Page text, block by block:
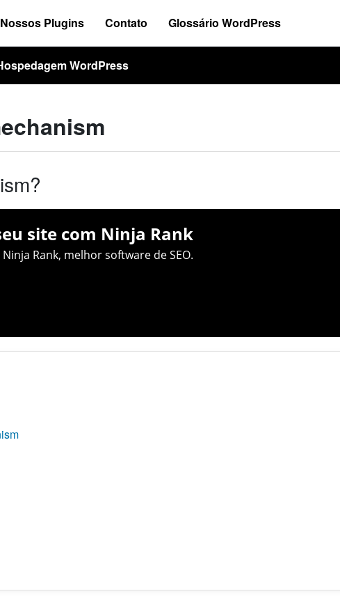
Nossos Plugins Contato Glossário WordPress
WordPress
site com Ninja Rank
Rank, melhor software de SEO.